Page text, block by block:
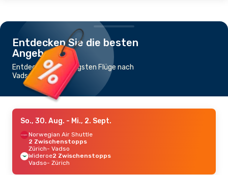
Entdecken Sie die besten
Angebote
Entdecke die günstigsten Flüge nach
Vadso
So., 30. Aug. - Mi., 2. Sept.
Norwegian Air Shuttle
2 Zwischenstopps
Zürich- Vadso
Wideroe2 Zwischenstopps
Vadso- Zürich